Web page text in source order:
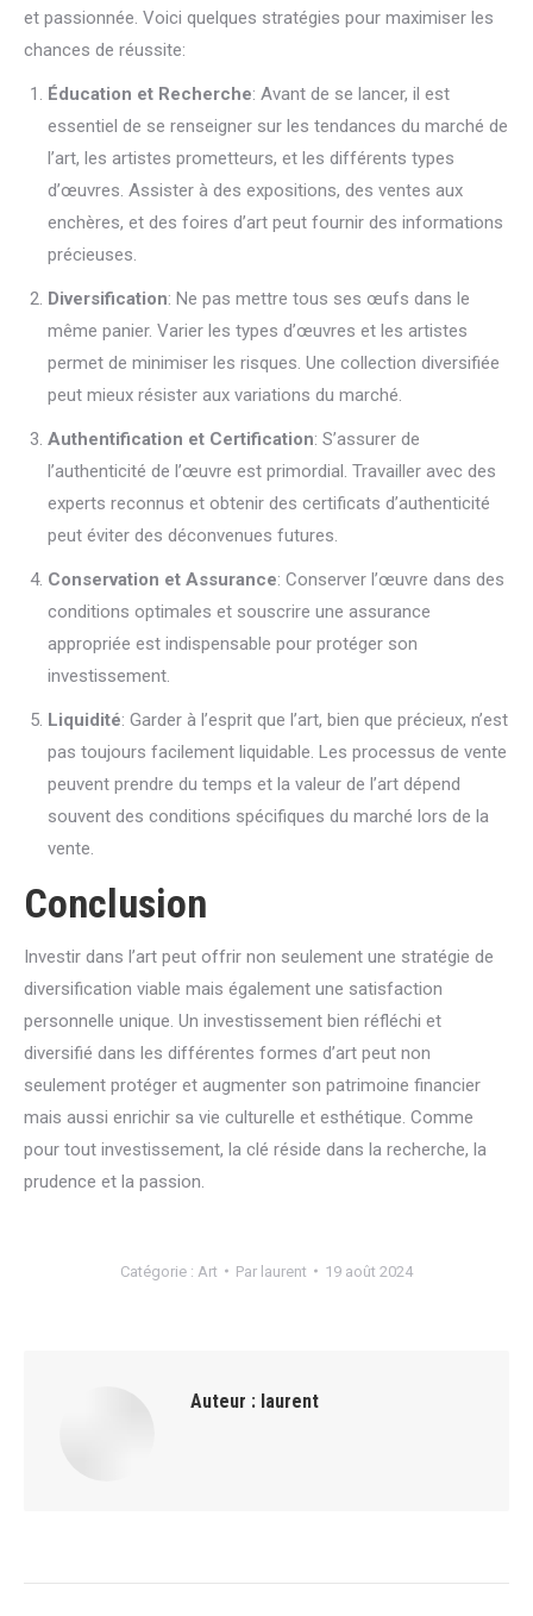
et passionnée. Voici quelques stratégies pour maximiser les
chances de réussite:
Éducation et Recherche: Avant de se lancer, il est
essentiel de se renseigner sur les tendances du marché de
l’art, les artistes prometteurs, et les différents types
d’œuvres. Assister à des expositions, des ventes aux
enchères, et des foires d’art peut fournir des informations
précieuses.
Diversification: Ne pas mettre tous ses œufs dans le
même panier. Varier les types d’œuvres et les artistes
permet de minimiser les risques. Une collection diversifiée
peut mieux résister aux variations du marché.
Authentification et Certification: S’assurer de
l’authenticité de l’œuvre est primordial. Travailler avec des
experts reconnus et obtenir des certificats d’authenticité
peut éviter des déconvenues futures.
Conservation et Assurance: Conserver l’œuvre dans des
conditions optimales et souscrire une assurance
appropriée est indispensable pour protéger son
investissement.
Liquidité: Garder à l’esprit que l’art, bien que précieux, n’est
pas toujours facilement liquidable. Les processus de vente
peuvent prendre du temps et la valeur de l’art dépend
souvent des conditions spécifiques du marché lors de la
vente.
Conclusion
Investir dans l’art peut offrir non seulement une stratégie de
diversification viable mais également une satisfaction
personnelle unique. Un investissement bien réfléchi et
diversifié dans les différentes formes d’art peut non
seulement protéger et augmenter son patrimoine financier
mais aussi enrichir sa vie culturelle et esthétique. Comme
pour tout investissement, la clé réside dans la recherche, la
prudence et la passion.
Catégorie : Art Par laurent 19 août 2024
Auteur : laurent